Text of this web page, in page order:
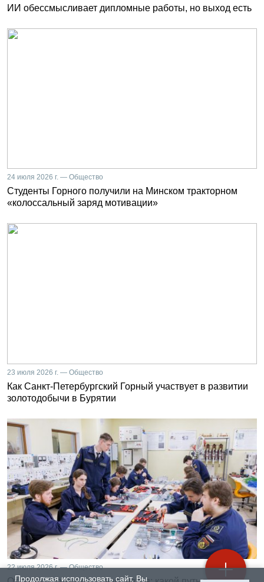
Продолжая использовать сайт, Вы
ИИ обессмысливает дипломные работы, но выход есть
24 июля 2026 г. — Общество
Студенты Горного получили на Минском тракторном
«колоссальный заряд мотивации»
23 июля 2026 г. — Общество
Как Санкт-Петербургский Горный участвует в развитии
золотодобычи в Бурятии
22 июля 2026 г. — Общество